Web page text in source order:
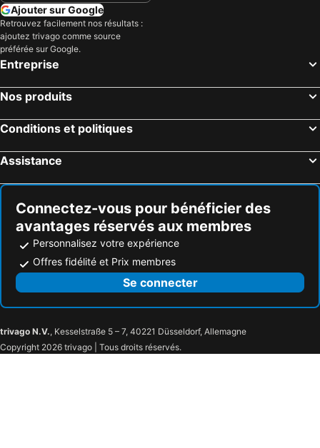
Hôtels Bretagne
Hôtels Sicile
Hôtels Grande Canarie
Ajouter sur Google
Retrouvez facilement nos résultats :
ajoutez trivago comme source
préférée sur Google.
Entreprise
Nos produits
Conditions et politiques
Assistance
Connectez-vous pour bénéficier des
avantages réservés aux membres
Personnalisez votre expérience
Offres fidélité et Prix membres
Se connecter
trivago N.V., Kesselstraße 5 – 7, 40221 Düsseldorf, Allemagne
Copyright 2026 trivago | Tous droits réservés.